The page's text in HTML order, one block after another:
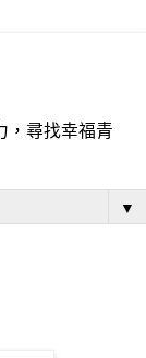
，尋找幸福青
▼